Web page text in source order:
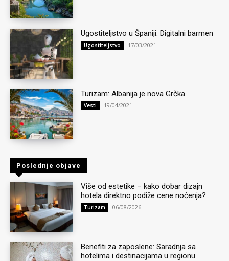
Ugostiteljstvo u Španiji: Digitalni barmen
Ugostiteljstvo 17/03/2021
Turizam: Albanija je nova Grčka
Vesti 19/04/2021
Poslednje objave
Više od estetike – kako dobar dizajn
hotela direktno podiže cene noćenja?
Turizam 06/08/2026
Benefiti za zaposlene: Saradnja sa
hotelima i destinacijama u regionu